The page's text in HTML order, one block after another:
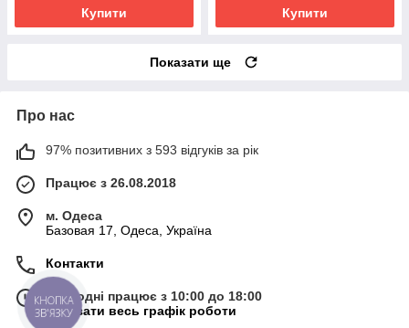
Купити Купити
Показати ще
Про нас
97% позитивних з 593 відгуків за рік
Працює з 26.08.2018
м. Одеса
Базовая 17, Одеса, Україна
Контакти
Сьогодні працює з 10:00 до 18:00
Показати весь графік роботи
КНОПКА
ЗВ'ЯЗКУ